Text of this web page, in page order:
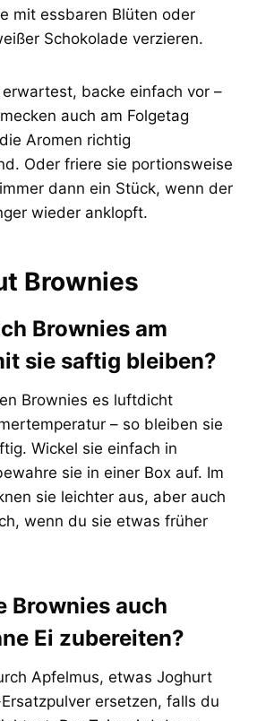
mit essbaren Blüten oder
Schokolade verzieren.
backe einfach vor –
auch am Folgetag
Aromen richtig
Oder friere sie portionsweise
dann ein Stück, wenn der
wieder anklopft.
Brownies
Brownies am
sie saftig bleiben?
Brownies es luftdicht
– so bleiben sie
Wickel sie einfach in
sie in einer Box auf. Im
sie leichter aus, aber auch
wenn du sie etwas früher
Brownies auch
Ei zubereiten?
Apfelmus, etwas Joghurt
ersetzen, falls du